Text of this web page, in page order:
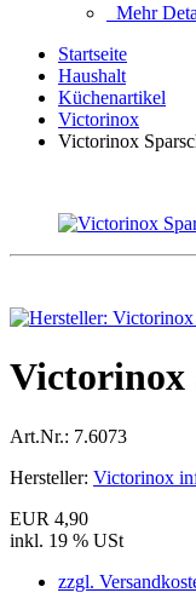
Mehr
Startseite
Haushalt
Küchenartikel
Victorinox
Victorinox
Victorinox
Art.Nr.: 7.6073
Hersteller: Victorinox
EUR 4,90
inkl. 19 % USt
zzgl.